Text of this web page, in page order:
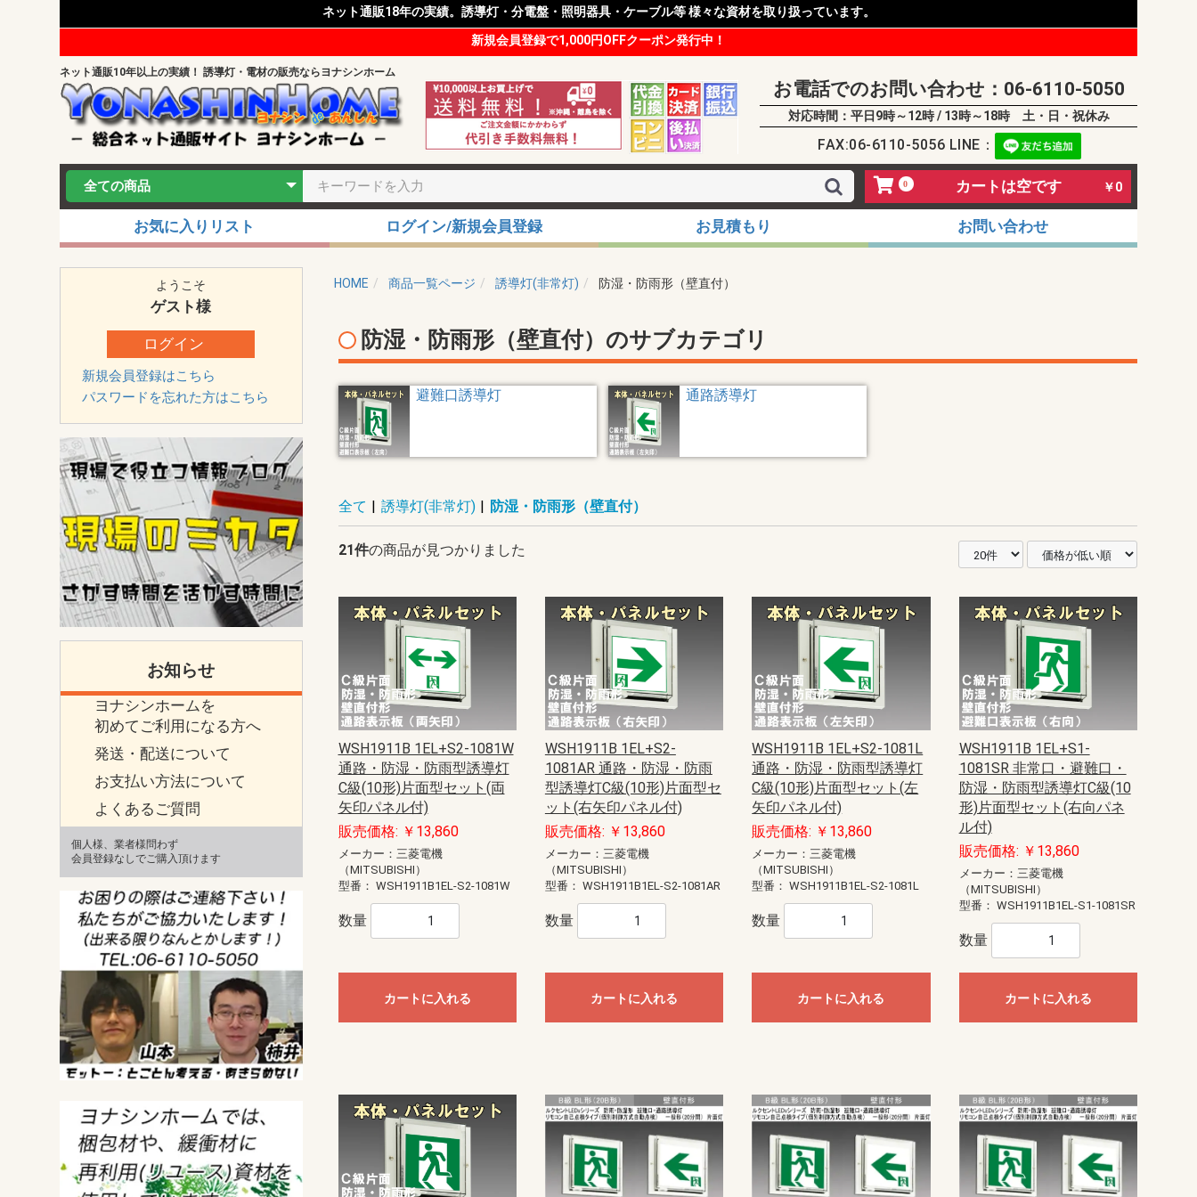
ネット通販18年の実績。誘導灯・分電盤・照明器具・ケーブル等 様々な資材を取り扱っています。
新規会員登録で1,000円OFFクーポン発行中！
ネット通販10年以上の実績！ 誘導灯・電材の販売ならヨナシンホーム
お電話でのお問い合わせ：06-6110-5050
対応時間：平日9時～12時 / 13時～18時 土・日・祝休み
FAX:06-6110-5056 LINE：
0 カートは空です ￥0
お気に入りリスト ログイン/新規会員登録 お見積もり お問い合わせ
ようこそ
ゲスト様
ログイン
新規会員登録はこちら
パスワードを忘れた方はこちら
お知らせ
ヨナシンホームを
初めてご利用になる方へ
発送・配送について
お支払い方法について
よくあるご質問
個人様、業者様問わず
会員登録なしでご購入頂けます
HOME 商品一覧ページ 誘導灯(非常灯) 防湿・防雨形（壁直付）
防湿・防雨形（壁直付）のサブカテゴリ
避難口誘導灯 通路誘導灯
全て | 誘導灯(非常灯) | 防湿・防雨形（壁直付）
21件の商品が見つかりました
WSH1911B 1EL+S2-1081W
通路・防湿・防雨型誘導灯
C級(10形)片面型セット(両
矢印パネル付)
販売価格: ￥13,860
メーカー：三菱電機
（MITSUBISHI）
型番： WSH1911B1EL-S2-1081W
数量
カートに入れる
WSH1911B 1EL+S2-
1081AR 通路・防湿・防雨
型誘導灯C級(10形)片面型セ
ット(右矢印パネル付)
販売価格: ￥13,860
メーカー：三菱電機
（MITSUBISHI）
型番： WSH1911B1EL-S2-1081AR
数量
カートに入れる
WSH1911B 1EL+S2-1081L
通路・防湿・防雨型誘導灯
C級(10形)片面型セット(左
矢印パネル付)
販売価格: ￥13,860
メーカー：三菱電機
（MITSUBISHI）
型番：WSH1911B1EL-S2-1081L
数量
カートに入れる
WSH1911B 1EL+S1-
1081SR 非常口・避難口・
防湿・防雨型誘導灯C級(10
形)片面型セット(右向パネ
ル付)
販売価格: ￥13,860
メーカー：三菱電機
（MITSUBISHI）
型番： WSH1911B1EL-S1-1081SR
数量
カートに入れる